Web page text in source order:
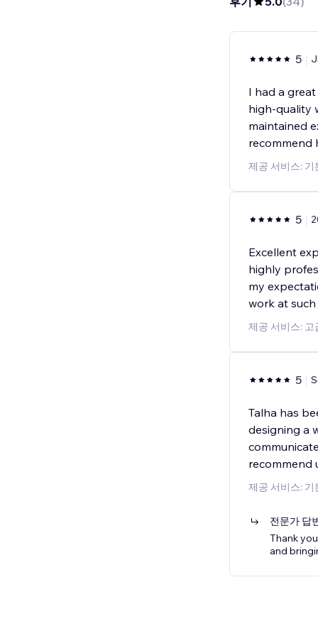
5
I had a
high-quality
maintained
recommend
제공 서비스: 기
5
Excellent
highly
my
work at
제공 서비스: 고
5
Talha has
designing a
recommend
제공 서비스: 기
전문가 답
Thank
and